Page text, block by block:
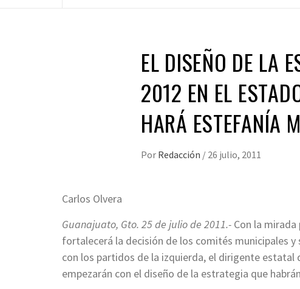
EL DISEÑO DE LA
2012 EN EL
HARÁ ESTEFANÍA
Por Redacción / 26 julio, 2011
Carlos Olvera
Guanajuato, Gto. 25 de julio de 2011.- Con la mirada
fortalecerá la decisión de los comités municipales
con los partidos de la izquierda, el dirigente estatal
empezarán con el diseño de la estrategia que